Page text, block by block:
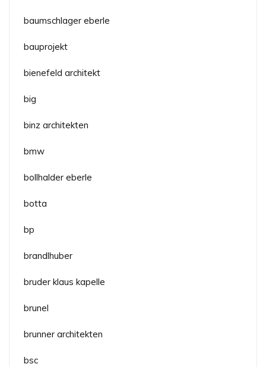
baumschlager eberle
bauprojekt
bienefeld architekt
big
binz architekten
bmw
bollhalder eberle
botta
bp
brandlhuber
bruder klaus kapelle
brunel
brunner architekten
bsc